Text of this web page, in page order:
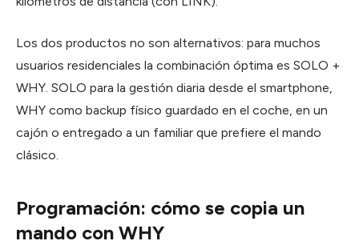
Los dos productos no son alternativos: para muchos
usuarios residenciales la combinación óptima es SOLO +
WHY. SOLO para la gestión diaria desde el smartphone,
WHY como backup físico guardado en el coche, en un
cajón o entregado a un familiar que prefiere el mando
clásico.
Programación: cómo se copia un
mando con WHY